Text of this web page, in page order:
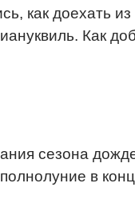
как доехать
Как
сезона
в